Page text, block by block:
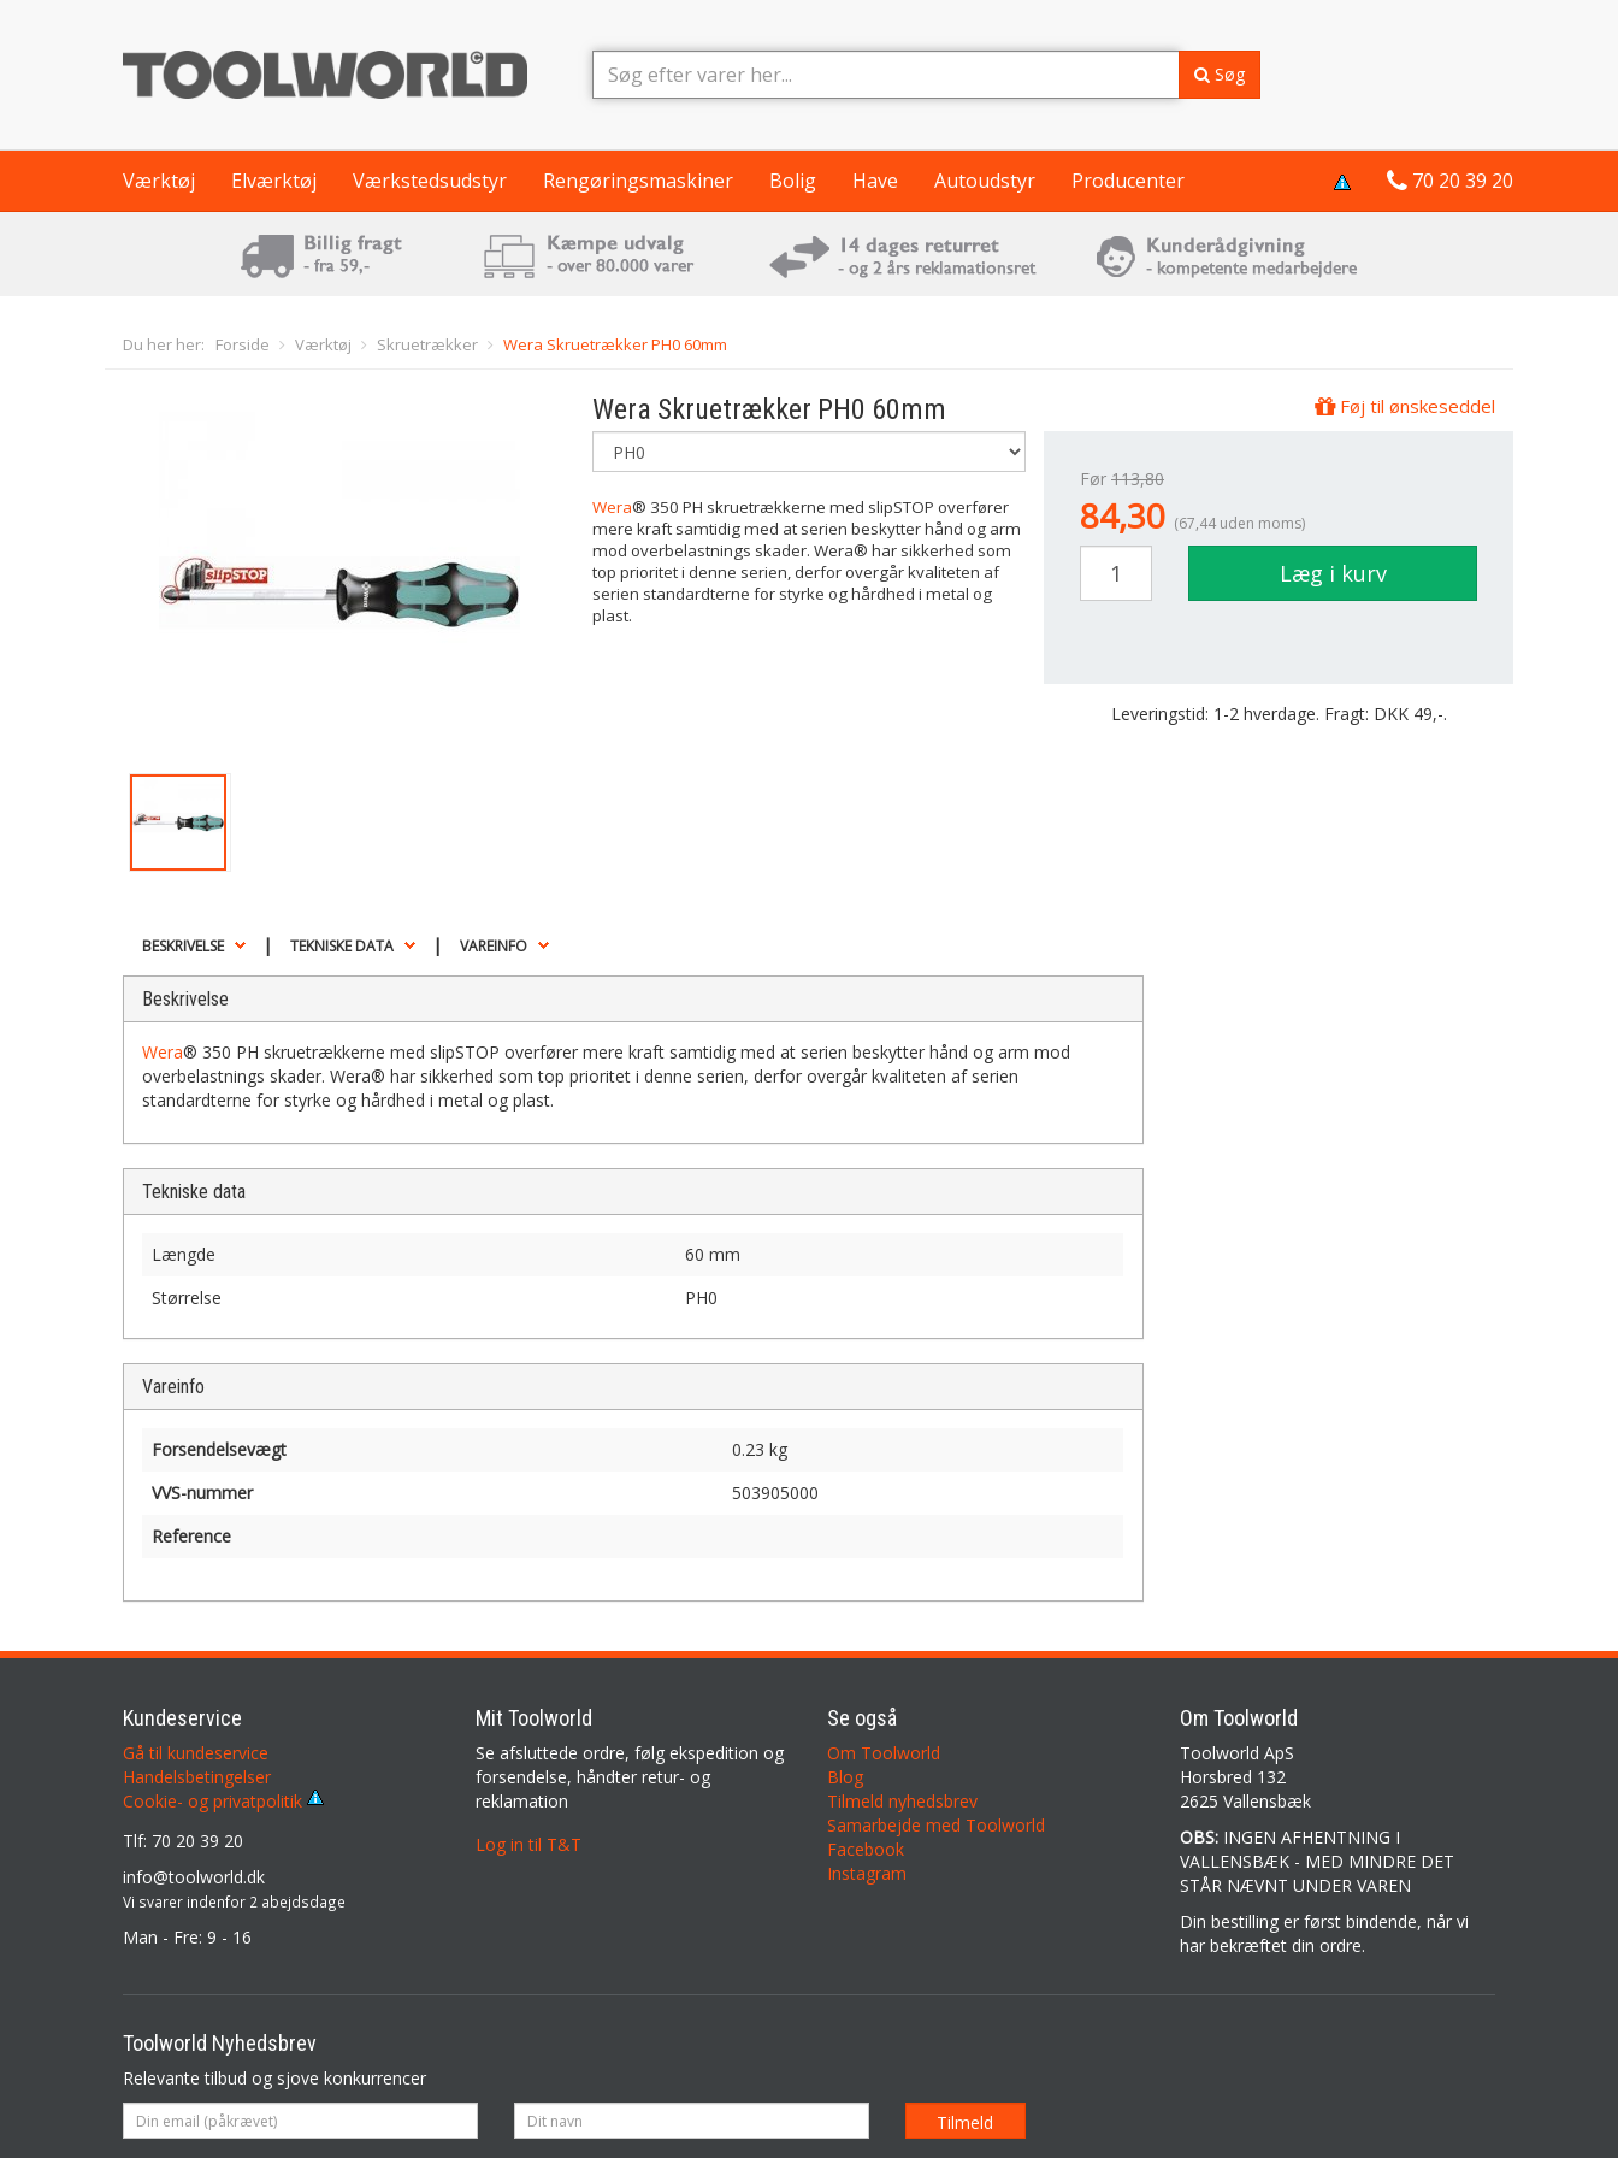
Søg
Værktøj Elværktøj Værkstedsudstyr Rengøringsmaskiner Bolig Have Autoudstyr Producenter 70 20 39 20
Du her her: Forside Værktøj Skruetrækker Wera Skruetrækker PH0 60mm
Wera Skruetrækker PH0 60mm
Wera® 350 PH skruetrækkerne med slipSTOP overfører
mere kraft samtidig med at serien beskytter hånd og arm
mod overbelastnings skader. Wera® har sikkerhed som
top prioritet i denne serien, derfor overgår kvaliteten af
serien standardterne for styrke og hårdhed i metal og
plast.
Føj til ønskeseddel
Før 113,80
84,30 (67,44 uden moms)
Læg i kurv
Leveringstid: 1-2 hverdage. Fragt: DKK 49,-.
BESKRIVELSE | TEKNISKE DATA | VAREINFO
Beskrivelse
Wera® 350 PH skruetrækkerne med slipSTOP overfører mere kraft samtidig med at serien beskytter hånd og arm mod
overbelastnings skader. Wera® har sikkerhed som top prioritet i denne serien, derfor overgår kvaliteten af serien
standardterne for styrke og hårdhed i metal og plast.
Tekniske data
Længde
60 mm
Størrelse
PH0
Vareinfo
Forsendelsevægt
0.23 kg
VVS-nummer
503905000
Reference
Kundeservice
Gå til kundeservice
Handelsbetingelser
Cookie- og privatpolitik
Tlf: 70 20 39 20
info@toolworld.dk
Vi svarer indenfor 2 abejdsdage
Man - Fre: 9 - 16
Mit Toolworld
Se afsluttede ordre, følg ekspedition og
forsendelse, håndter retur- og
reklamation
Log in til T&T
Se også
Om Toolworld
Blog
Tilmeld nyhedsbrev
Samarbejde med Toolworld
Facebook
Instagram
Om Toolworld
Toolworld ApS
Horsbred 132
2625 Vallensbæk
OBS:INGEN AFHENTNING I
VALLENSBÆK - MED MINDRE DET
STÅR NÆVNT UNDER VAREN
Din bestilling er først bindende, når vi
har bekræftet din ordre.
Toolworld Nyhedsbrev
Relevante tilbud og sjove konkurrencer